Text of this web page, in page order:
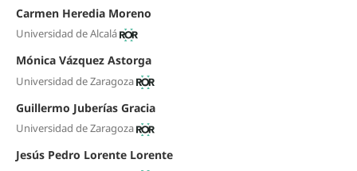
Carmen Heredia Moreno
Universidad de Alcalá
Mónica Vázquez Astorga
Universidad de Zaragoza
Guillermo Juberías Gracia
Universidad de Zaragoza
Jesús Pedro Lorente Lorente